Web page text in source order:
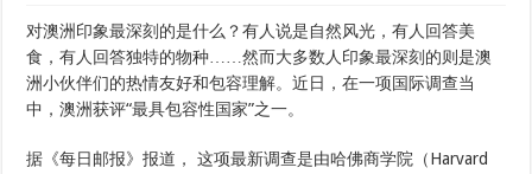
对澳洲印象最深刻的是什么？有人说是自然风光，有人回答美
食，有人回答独特的物种……然而大多数人印象最深刻的则是澳
洲小伙伴们的热情友好和包容理解。近日，在一项国际调查当
中，澳洲获评“最具包容性国家”之一。
据《每日邮报》报道， 这项最新调查是由哈佛商学院（Harvard